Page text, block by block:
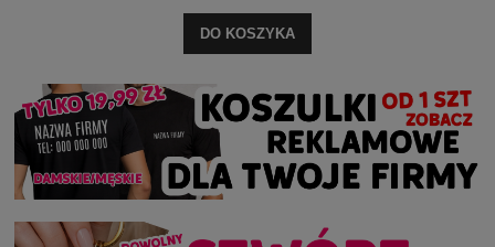
DO KOSZYKA